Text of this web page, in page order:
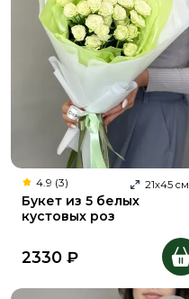
4.9 (3) 21х45 см
Букет из 5 белых
кустовых роз
2330 ₽